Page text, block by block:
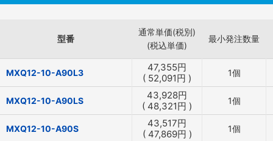
型番
通常単価(税別)
(税込単価)
最小発注数量
MXQ12-10-A90L3 47,355円
( 52,091円 ) 1個
MXQ12-10-A90LS 43,928円
( 48,321円 ) 1個
MXQ12-10-A90S 43,517円
( 47,869円 ) 1個